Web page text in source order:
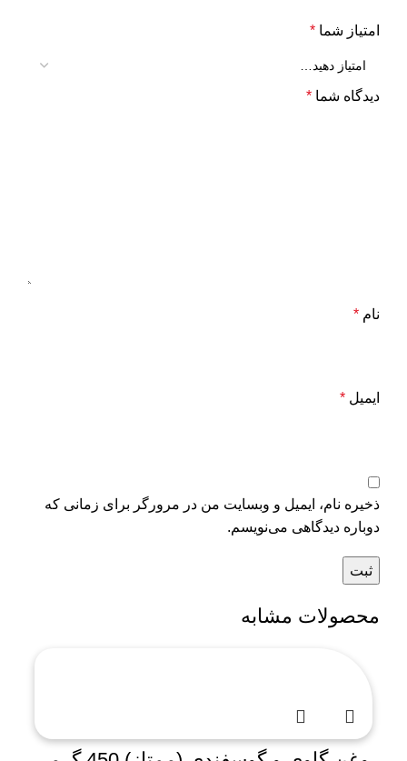
امتیاز شما *
دیدگاه شما *
نام *
ایمیل *
ذخیره نام، ایمیل و وبسایت من در مرورگر برای زمانی که
دوباره دیدگاهی می‌نویسم.
محصولات مشابه